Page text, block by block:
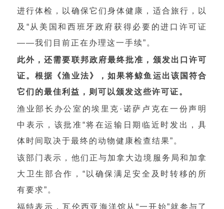
进行体检，以确保它们身体健康，适合旅行，以
及“从美国和西班牙政府获得必要的进口许可证
——我们目前正在办理这一手续”。
此外，还需要联邦政府最终批准，颁发出口许可
证。根据《渔业法》，如果将鲸鱼运出该国符合
它们的最佳利益，则可以颁发这些许可证。
渔业部长办公室的埃里克·诺萨卢克在一份声明
中表示，该批准“将在运输日期临近时发出，具
体时间取决于最终的动物健康检查结果”。
该部门表示，他们正与加拿大边境服务局和加拿
大卫生部合作，“以确保满足安全及时转移的所
有要求”。
福特表示，瓦伦西亚海洋馆从“一开始”就参与了